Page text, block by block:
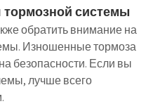
тормозной системы
обратить внимание на
Изношенные тормоза
безопасности. Если вы
лучше всего